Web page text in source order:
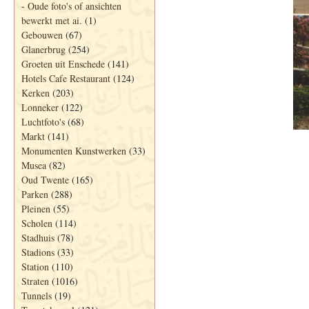
- Oude foto's of ansichten
bewerkt met ai. (1)
Gebouwen (67)
Glanerbrug (254)
Groeten uit Enschede (141)
Hotels Cafe Restaurant (124)
Kerken (203)
Lonneker (122)
Luchtfoto's (68)
Markt (141)
Monumenten Kunstwerken (33)
Musea (82)
Oud Twente (165)
Parken (288)
Pleinen (55)
Scholen (114)
Stadhuis (78)
Stadions (33)
Station (110)
Straten (1016)
Tunnels (19)